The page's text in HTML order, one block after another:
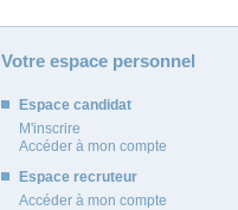
Votre espace personnel
Espace candidat
M'inscrire
Accéder à mon compte
Espace recruteur
Accéder à mon compte